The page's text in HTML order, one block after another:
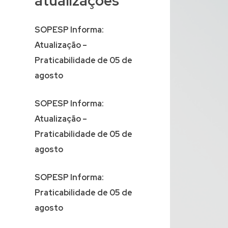
SOPESP Informa:
Atualização –
Praticabilidade de 05 de
agosto
SOPESP Informa:
Atualização –
Praticabilidade de 05 de
agosto
SOPESP Informa:
Praticabilidade de 05 de
agosto